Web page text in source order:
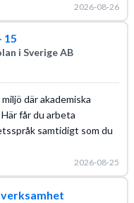
2026-08-26
15
i Sverige AB
där akademiska
får du arbeta
samtidigt som du
2026-08-25